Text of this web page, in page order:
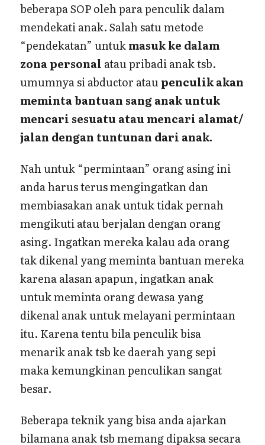
beberapa SOP oleh para penculik dalam
mendekati anak. Salah satu metode
“pendekatan” untukmasuk ke dalam
zona personal atau pribadi anak tsb.
umumnya si abductor ataupenculik akan
meminta bantuan sang anak untuk
mencari sesuatu atau mencari alamat/
jalan dengan tuntunan dari anak.
Nah untuk “permintaan” orang asing ini
anda harus terus mengingatkan dan
membiasakan anak untuk tidak pernah
mengikuti atau berjalan dengan orang
asing. Ingatkan mereka kalau ada orang
tak dikenal yang meminta bantuan mereka
karena alasan apapun, ingatkan anak
untuk meminta orang dewasa yang
dikenal anak untuk melayani permintaan
itu. Karena tentu bila penculik bisa
menarik anak tsb ke daerah yang sepi
maka kemungkinan penculikan sangat
besar.
Beberapa teknik yang bisa anda ajarkan
bilamana anak tsb memang dipaksa secara